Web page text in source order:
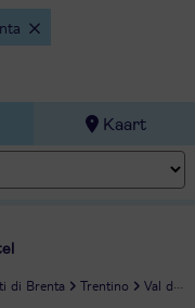
Kaart
di Brenta Trentino Val di Sole